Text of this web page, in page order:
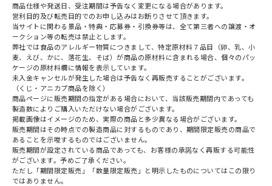
商品仕様や発送日、受注期間は予告なく変更になる場合があります。
営利目的及び転売目的でのお申し込みはお断りさせて頂きます。
当サイトに関わる景品・特典・応募券・引換券等は、全て第三者への譲渡・オ
ークション等の転売は禁止とします。
弊社では食品のアレルギー物質につきまして、特定原材料７品目（卵、乳、小
麦、えび、かに、落花生、そば）が商品の原材料に含まれる場合、個々のパッ
ケージの原材料欄に情報を表示しています。
未入金キャンセルが発生した場合は予告なく再販売することがございます。
（くじ・アニカプ商品を除く）
商品ページに販売期間の指定がある場合において、当該販売期間内であっても
製造数によりご購入いただけない場合がございます。
掲載画像はイメージのため、実際の商品と多少異なる場合がございます。
販売期間はその時点での製造商品に対するものであり、期間限定販売の商品で
あることを示唆するものではございません。
販売期間が設定されている商品であっても、お客様の承諾なく再販する可能性
がございます。予めご了承ください。
ただし「期間限定販売」「数量限定販売」と明示したものについてはこの限り
ではありません。